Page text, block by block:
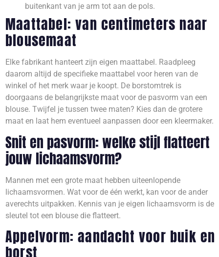
buitenkant van je arm tot aan de pols.
Maattabel: van centimeters naar
blousemaat
Elke fabrikant hanteert zijn eigen maattabel. Raadpleeg
daarom altijd de specifieke maattabel voor heren van de
winkel of het merk waar je koopt. De borstomtrek is
doorgaans de belangrijkste maat voor de pasvorm van een
blouse. Twijfel je tussen twee maten? Kies dan de grotere
maat en laat hem eventueel aanpassen door een kleermaker.
Snit en pasvorm: welke stijl flatteert
jouw lichaamsvorm?
Mannen met een grote maat hebben uiteenlopende
lichaamsvormen. Wat voor de één werkt, kan voor de ander
averechts uitpakken. Kennis van je eigen lichaamsvorm is de
sleutel tot een blouse die flatteert.
Appelvorm: aandacht voor buik en
borst